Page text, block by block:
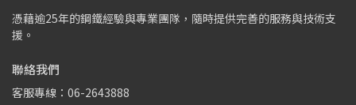
憑藉逾25年的鋼鐵經驗與專業團隊，隨時提供完善的服務與技術支
援。
聯絡我們
客服專線：06-2643888